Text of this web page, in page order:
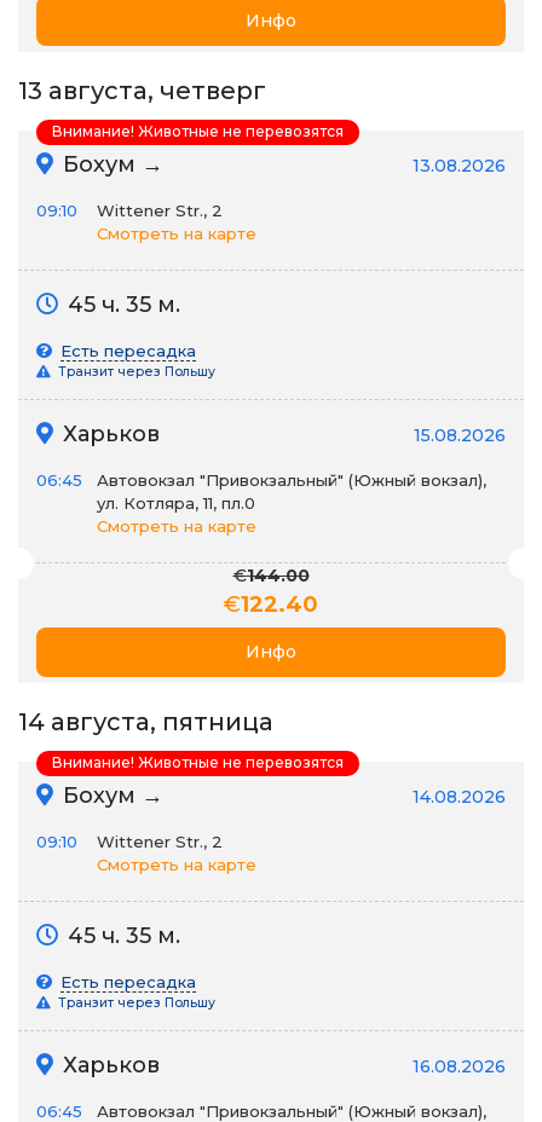
Инфо
13 августа, четверг
Бохум → 13.08.2026
09:10
Wittener Str., 2
Смотреть на карте
45 ч. 35 м.
Есть пересадка
Транзит через Польшу
Харьков 15.08.2026
06:45
Автовокзал "Привокзальный" (Южный вокзал),
ул. Котляра, 11, пл.0
Смотреть на карте
€144.00
€122.40
Инфо
Внимание! Животные не перевозятся
14 августа, пятница
Бохум → 14.08.2026
09:10
Wittener Str., 2
Смотреть на карте
45 ч. 35 м.
Есть пересадка
Транзит через Польшу
Харьков 16.08.2026
06:45
Автовокзал "Привокзальный" (Южный вокзал),
Внимание! Животные не перевозятся